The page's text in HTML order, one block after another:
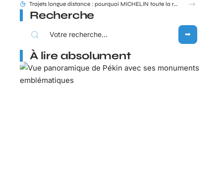
Entauvergne.fr destination ou offices de tourisme locaux : quel réflexe adopter ?
Recherche
À lire absolument